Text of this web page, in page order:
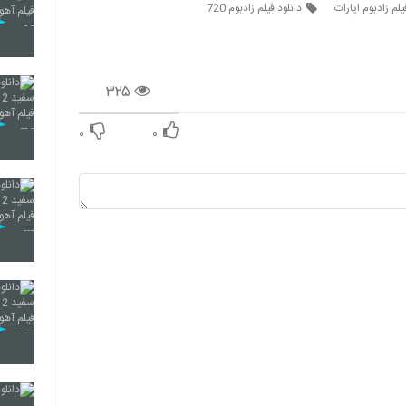
زادبوم اپارات دانلود فیلم زادبوم 720
۳۲۵
۰ ۰